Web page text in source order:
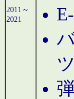
2011～
2021